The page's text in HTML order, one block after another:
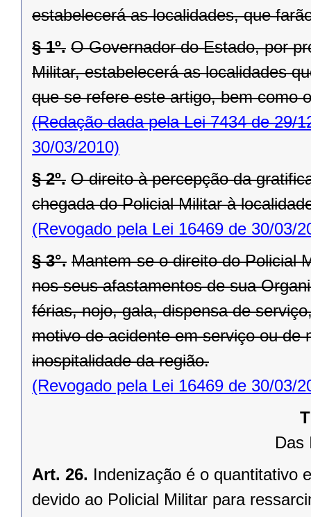
estabelecerá as localidades, que
§ 1º. O Governador do Estado, por
Militar, estabelecerá as localidades
que se refere este artigo, bem como
(Redação dada pela Lei 7434 de 29/
30/03/2010)
§ 2º. O direito à percepção da
chegada do Policial Militar à
(Revogado pela Lei 16469 de 30/03/
§ 3°. Mantem-se o direito do Policial
nos seus afastamentos de sua
férias, nojo, gala, dispensa de
motivo de acidente em serviço ou de
inospitalidade da região.
(Revogado pela Lei 16469 de 30/03/
Das
Art. 26. Indenização é o quantitativo
devido ao Policial Militar para